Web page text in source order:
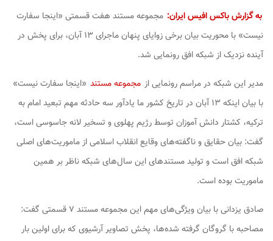
به گزارش باکس افیس ایران: مجموعه مستند هفت قسمتی «اینجا سفارت
نیست» با محوریت بیان برخی زوایای پنهان ماجرای ۱۳ آبان، برای پخش در
آینده نزدیک از شبکه افق رونمایی شد.
مدیر این شبکه در مراسم رونمایی از مجموعه مستند «اینجا سفارت نیست»
با بیان اینکه ۱۳ آبان در تاریخ کشور ما یادآور سه حادثه مهم تبعید امام به
ترکیه، کشتار دانش آموزان توسط رژیم پهلوی و تسخیر لانه جاسوسی است،
گفت: بیان حقایق و ناگفته‌های وقایع انقلاب اسلامی از ماموریت‌های اصلی
شبکه افق است و تولید مستندهای این سال‌های شبکه ناظر بر همین
ماموریت بوده است.
صادق یزدانی با بیان ویژگی‌های مهم این مجموعه مستند ۷ قسمتی گفت:
مصاحبه با گروگان گرفته شده‌ها، پخش تصاویر آرشیوی که برای اولین بار